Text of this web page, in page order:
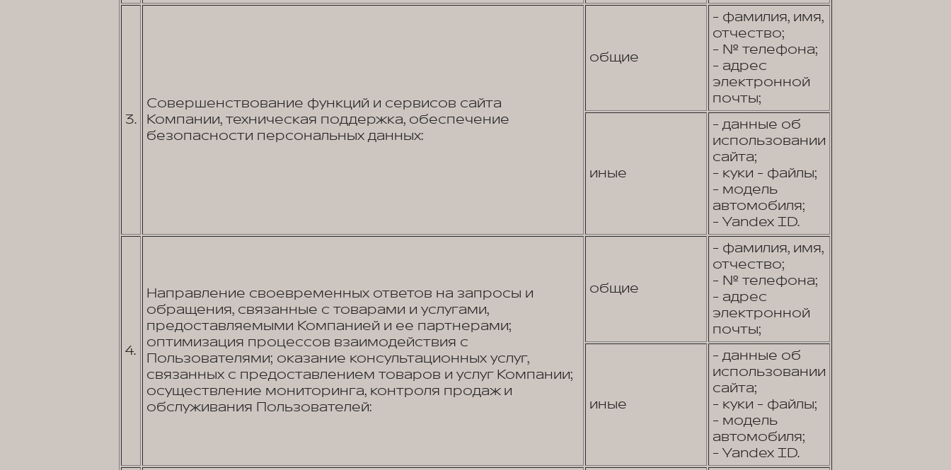
3.
Совершенствование функций и сервисов сайта
Компании, техническая поддержка, обеспечение
безопасности персональных данных:
общие
- фамилия, имя,
отчество;
- № телефона;
- адрес
электронной
почты;
иные
- данные об
использовании
сайта;
- куки - файлы;
- модель
автомобиля;
- Yandex ID.
4.
Направление своевременных ответов на запросы и
обращения, связанные с товарами и услугами,
предоставляемыми Компанией и ее партнерами;
оптимизация процессов взаимодействия с
Пользователями; оказание консультационных услуг,
связанных с предоставлением товаров и услуг Компании;
осуществление мониторинга, контроля продаж и
обслуживания Пользователей:
общие
- фамилия, имя,
отчество;
- № телефона;
- адрес
электронной
почты;
иные
- данные об
использовании
сайта;
- куки - файлы;
- модель
автомобиля;
- Yandex ID.